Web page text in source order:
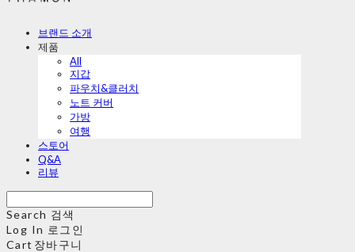
브랜드 소개
제품
All
지갑
파우치&클러치
노트 커버
가방
여행
스토어
Q&A
리뷰
Search 검색
Log In 로그인
Cart 장바구니